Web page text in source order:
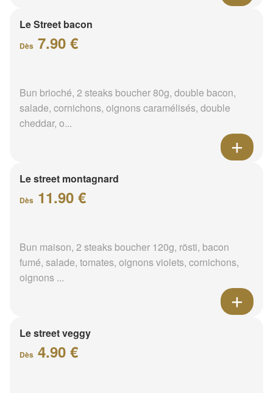
Le Street bacon
Dès 7.90 €
Bun brioché, 2 steaks boucher 80g, double bacon,
salade, cornichons, oignons caramélisés, double
cheddar, o...
Le street montagnard
Dès 11.90 €
Bun maison, 2 steaks boucher 120g, rösti, bacon
fumé, salade, tomates, oignons violets, cornichons,
oignons ...
Le street veggy
Dès 4.90 €